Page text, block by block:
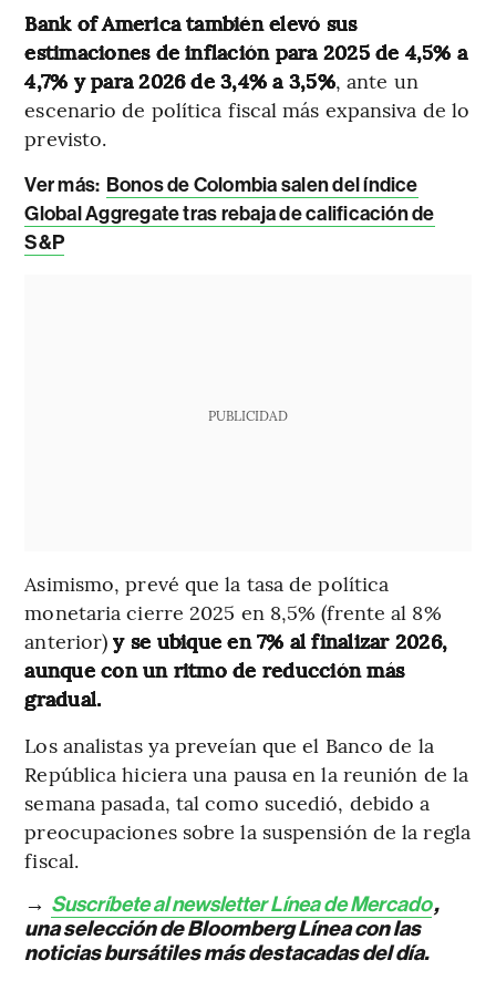
Bank of America también elevó sus
estimaciones de inflación para 2025 de 4,5% a
4,7% y para 2026 de 3,4% a 3,5%, ante un
escenario de política fiscal más expansiva de lo
previsto.
Ver más: Bonos de Colombia salen del índice
Global Aggregate tras rebaja de calificación de
S&P
PUBLICIDAD
Asimismo, prevé que la tasa de política
monetaria cierre 2025 en 8,5% (frente al 8%
anterior)y se ubique en 7% al finalizar 2026,
aunque con un ritmo de reducción más
gradual.
Los analistas ya preveían que el Banco de la
República hiciera una pausa en la reunión de la
semana pasada, tal como sucedió, debido a
preocupaciones sobre la suspensión de la regla
fiscal.
→ Suscríbete al newsletter Línea de Mercado,
una selección de Bloomberg Línea con las
noticias bursátiles más destacadas del día.